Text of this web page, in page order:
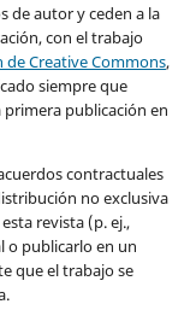
de autor y ceden a la
con el trabajo
de Creative Commons,
siempre que
publicación en
contractuales
no exclusiva
revista (p. ej.,
o publicarlo en un
que el trabajo se